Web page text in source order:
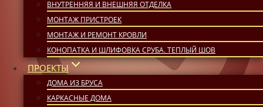
ВНУТРЕННЯЯ И ВНЕШНЯЯ ОТДЕЛКА
МОНТАЖ ПРИСТРОЕК
МОНТАЖ И РЕМОНТ КРОВЛИ
КОНОПАТКА И ШЛИФОВКА СРУБА. ТЕПЛЫЙ ШОВ
ПРОЕКТЫ
ДОМА ИЗ БРУСА
КАРКАСНЫЕ ДОМА